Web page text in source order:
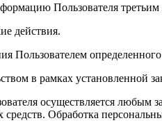
Пользователя
действия.
Пользователем
в рамках установленной
осуществляется
средств. Обработка